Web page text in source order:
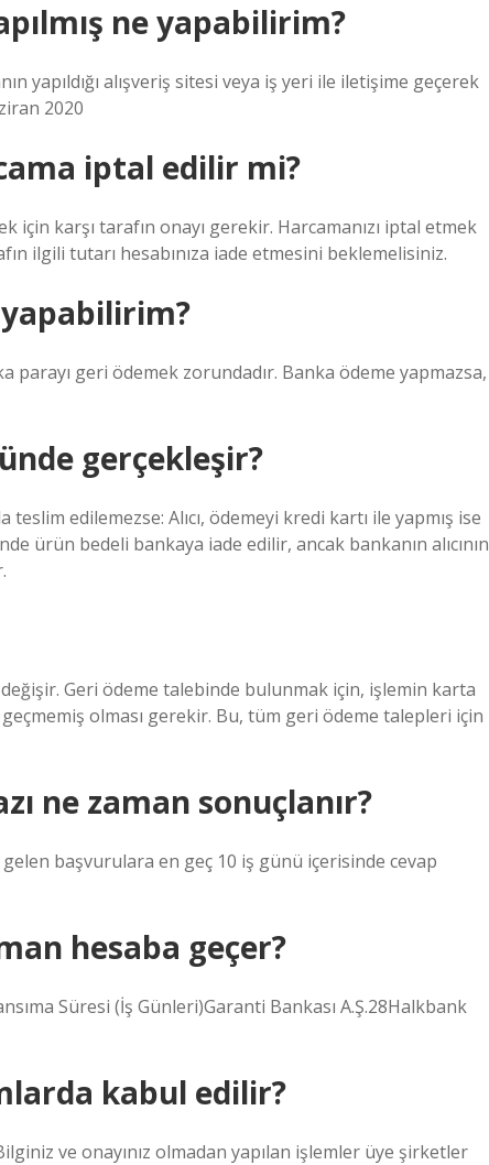
ne yapabilirim?
yapıldığı alışveriş sitesi veya iş yeri ile iletişime geçerek
2020
iptal edilir mi?
için karşı tarafın onayı gerekir. Harcamanızı iptal etmek
ilgili tutarı hesabınıza iade etmesini beklemelisiniz.
parayı geri ödemek zorundadır. Banka ödeme yapmazsa,
gerçekleşir?
edilemezse: Alıcı, ödemeyi kredi kartı ile yapmış ise
ürün bedeli bankaya iade edilir, ancak bankanın alıcının
Geri ödeme talebinde bulunmak için, işlemin karta
olması gerekir. Bu, tüm geri ödeme talepleri için
ne zaman sonuçlanır?
başvurulara en geç 10 iş günü içerisinde cevap
hesaba geçer?
Süresi (İş Günleri)Garanti Bankası A.Ş.28Halkbank
kabul edilir?
ve onayınız olmadan yapılan işlemler üye şirketler